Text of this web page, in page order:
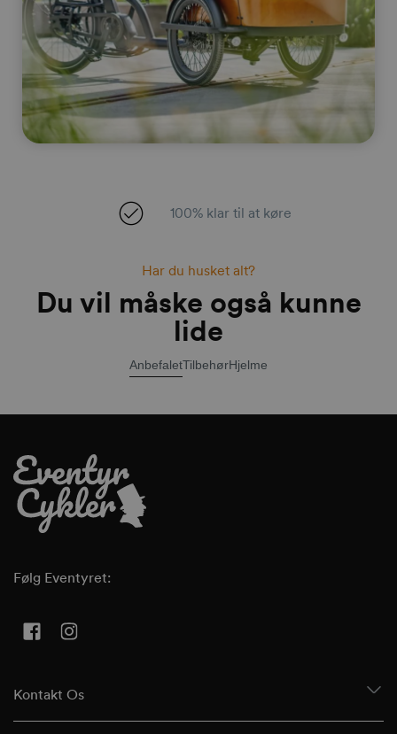
100% klar til at køre
Har du husket alt?
Du vil måske også kunne
lide
AnbefaletTilbehørHjelme
Følg Eventyret:
FacebookInstagram
Kontakt Os